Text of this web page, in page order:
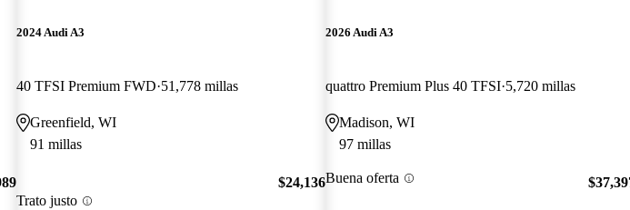
2024 Audi A3
40 TFSI Premium FWD 51,778 millas
Greenfield, WI
91 millas
Trato justo
$24,136
2026 Audi A3
quattro Premium Plus 40 TFSI 5,720 millas
Madison, WI
97 millas
Buena oferta